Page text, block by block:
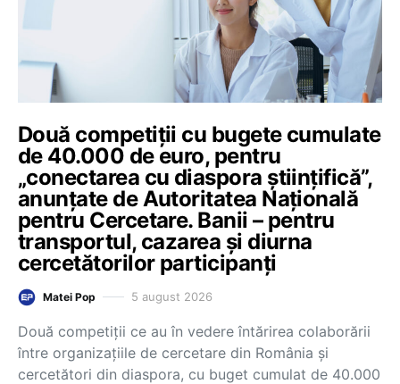
Două competiții cu bugete cumulate
de 40.000 de euro, pentru
„conectarea cu diaspora științifică”,
anunțate de Autoritatea Națională
pentru Cercetare. Banii – pentru
transportul, cazarea și diurna
cercetătorilor participanți
Matei Pop 5 august 2026
Două competiții ce au în vedere întărirea colaborării
între organizațiile de cercetare din România și
cercetători din diaspora, cu buget cumulat de 40.000